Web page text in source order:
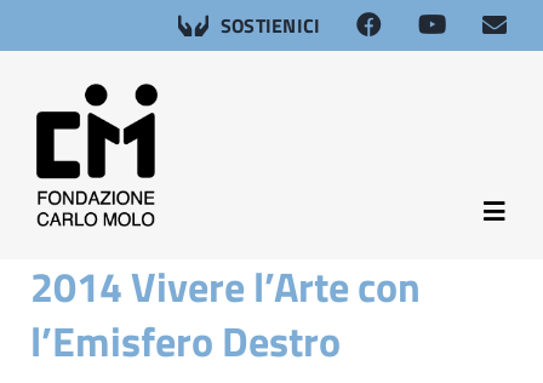
al
contenuto
SOSTIENICI
About
2014 Vivere l’Arte con
l’Emisfero Destro